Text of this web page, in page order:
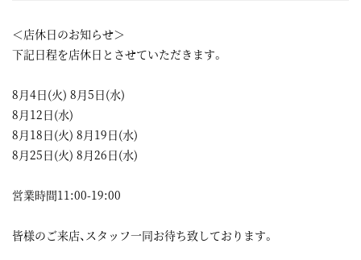
＜店休日のお知らせ＞
下記日程を店休日とさせていただきます。
8月4日(火) 8月5日(水)
8月12日(水)
8月18日(火) 8月19日(水)
8月25日(火) 8月26日(水)
営業時間11:00-19:00
皆様のご来店、スタッフ一同お待ち致しております。